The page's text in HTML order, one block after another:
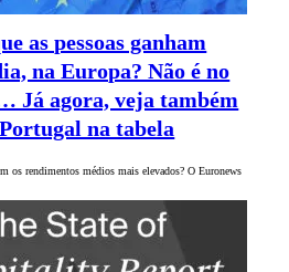
as pessoas ganham
na Europa? Não é no
Já agora, veja também
na tabela
os rendimentos médios mais elevados? O Euronews